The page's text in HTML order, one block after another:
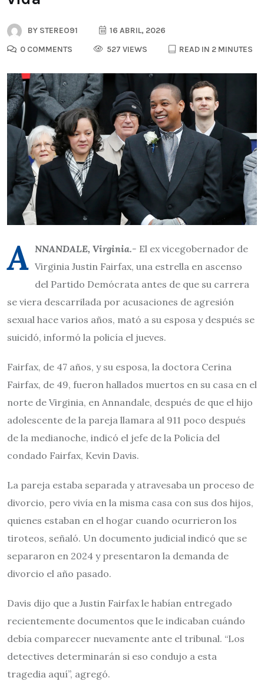
BY STEREO91
16 ABRIL, 2026
0 COMMENTS
527 VIEWS READ IN 2 MINUTES
A NNANDALE, Virginia.- El ex vicegobernador de
Virginia Justin Fairfax, una estrella en ascenso
del Partido Demócrata antes de que su carrera
se viera descarrilada por acusaciones de agresión
sexual hace varios años, mató a su esposa y después se
suicidó, informó la policía el jueves.
Fairfax, de 47 años, y su esposa, la doctora Cerina
Fairfax, de 49, fueron hallados muertos en su casa en el
norte de Virginia, en Annandale, después de que el hijo
adolescente de la pareja llamara al 911 poco después
de la medianoche, indicó el jefe de la Policía del
condado Fairfax, Kevin Davis.
La pareja estaba separada y atravesaba un proceso de
divorcio, pero vivía en la misma casa con sus dos hijos,
quienes estaban en el hogar cuando ocurrieron los
tiroteos, señaló. Un documento judicial indicó que se
separaron en 2024 y presentaron la demanda de
divorcio el año pasado.
Davis dijo que a Justin Fairfax le habían entregado
recientemente documentos que le indicaban cuándo
debía comparecer nuevamente ante el tribunal. “Los
detectives determinarán si eso condujo a esta
tragedia aquí”, agregó.